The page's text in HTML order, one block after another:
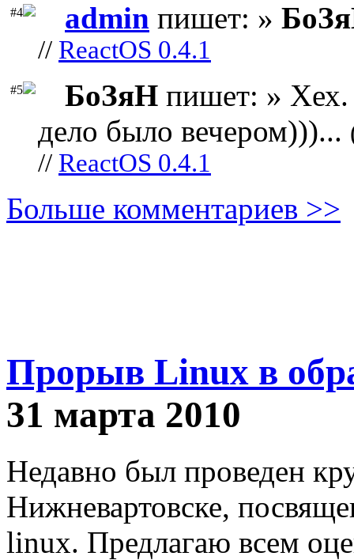
#4 admin пишет: »
// ReactOS 0.4.1
#5 БоЗяН пишет: » Хех.
дело было вечером)))...
// ReactOS 0.4.1
Больше комментариев >>
Прорыв Linux в
31 марта 2010
Недавно был проведен
Нижневартовске,
linux. Предлагаю всем